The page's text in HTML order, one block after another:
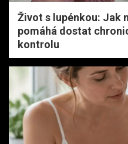
Život s lupénkou: Jak
pomáhá dostat
kontrolu